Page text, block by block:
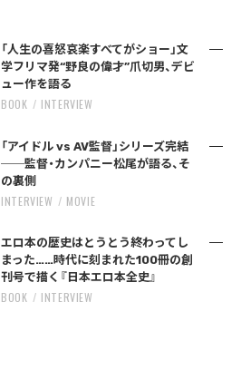
「人生の喜怒哀楽すべてがショー」文
学フリマ発“野良の偉才”爪切男、デビ
ュー作を語る
BOOK INTERVIEW
「アイドル vs AV監督」シリーズ完結
──監督・カンパニー松尾が語る、そ
の裏側
INTERVIEW MOVIE
エロ本の歴史はとうとう終わってし
まった……時代に刻まれた100冊の創
刊号で描く『日本エロ本全史』
BOOK INTERVIEW